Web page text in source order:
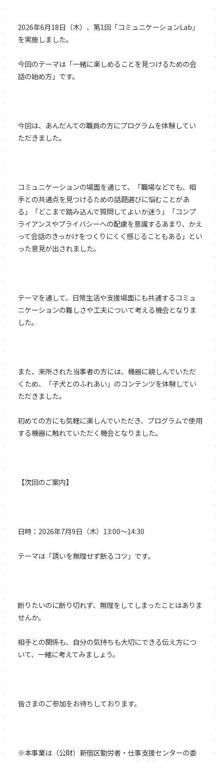
2026年6月18日（木）、第1回「コミュニケーションLab」
を実施しました。
今回のテーマは「一緒に楽しめることを見つけるための会
話の始め方」です。
今回は、あんだんての職員の方にプログラムを体験してい
ただきました。
コミュニケーションの場面を通じて、「職場などでも、相
手との共通点を見つけるための話題選びに悩むことがあ
る」「どこまで踏み込んで質問してよいか迷う」「コンプ
ライアンスやプライバシーへの配慮を意識するあまり、かえ
って会話のきっかけをつくりにくく感じることもある」とい
った意見が出されました。
テーマを通して、日常生活や支援場面にも共通するコミュ
ニケーションの難しさや工夫について考える機会となりま
した。
また、来所された当事者の方には、機器に親しんでいただ
くため、「子犬とのふれあい」のコンテンツを体験してい
ただきました。
初めての方にも気軽に楽しんでいただき、プログラムで使用
する機器に触れていただく機会となりました。
【次回のご案内】
日時：2026年7月9日（木）13:00～14:30
テーマは「誘いを無理せず断るコツ」です。
断りたいのに断り切れず、無理をしてしまったことはありま
せんか。
相手との関係も、自分の気持ちも大切にできる伝え方につ
いて、一緒に考えてみましょう。
皆さまのご参加をお待ちしております。
※本事業は（公財）新宿区勤労者・仕事支援センターの委